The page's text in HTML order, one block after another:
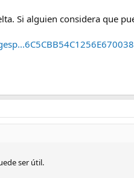
Si alguien considera que
ser útil.